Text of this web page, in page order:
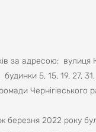
за адресою:
5, 15, 19, 27,
Чернігівського
березня 2022 року